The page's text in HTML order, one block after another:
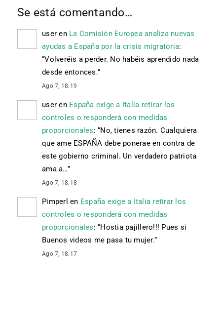
Se está comentando…
user en La Comisión Europea analiza nuevas
ayudas a España por la crisis migratoria:
“Volveréis a perder. No habéis aprendido nada
desde entonces.”
Ago 7, 18:19
user en España exige a Italia retirar los
controles o responderá con medidas
proporcionales: “No, tienes razón. Cualquiera
que ame ESPAÑA debe ponerae en contra de
este gobierno criminal. Un verdadero patriota
ama a…”
Ago 7, 18:18
Pimperl en España exige a Italia retirar los
controles o responderá con medidas
proporcionales: “Hostia pajillero!!! Pues si
Buenos videos me pasa tu mujer.”
Ago 7, 18:17